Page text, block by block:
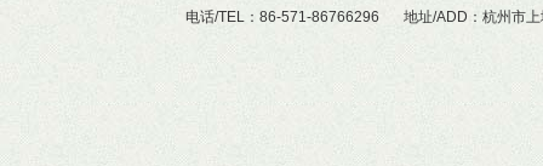
电话/TEL：86-571-86766296 地址/ADD：杭州市